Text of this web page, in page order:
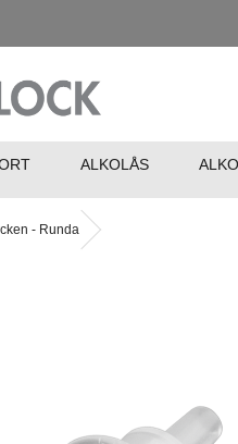
ALKOLÅS
- Runda